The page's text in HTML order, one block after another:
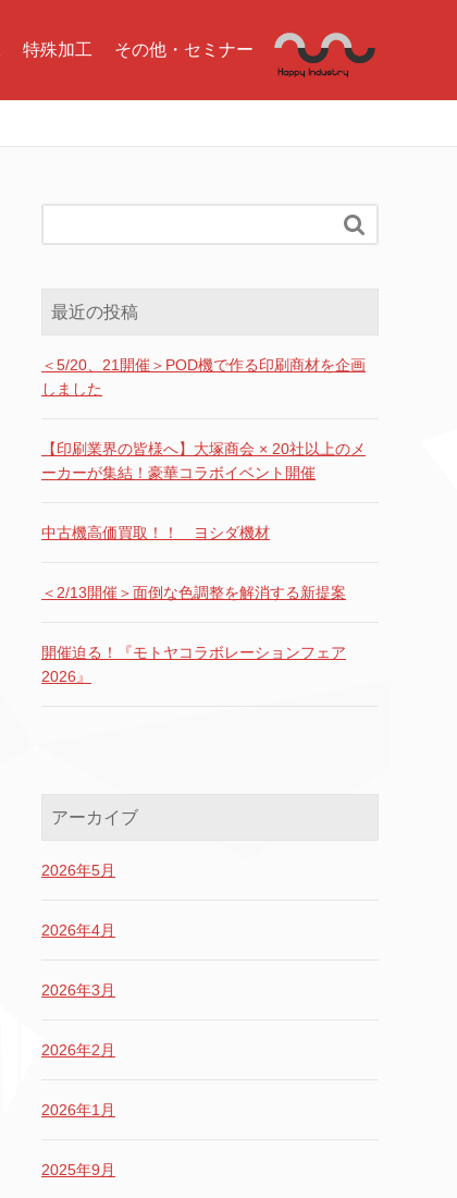
特殊加工 その他・セミナー

最近の投稿
＜5/20、21開催＞POD機で作る印刷商材を企画
しました
【印刷業界の皆様へ】大塚商会 × 20社以上のメ
ーカーが集結！豪華コラボイベント開催
中古機高価買取！！ ヨシダ機材
＜2/13開催＞面倒な色調整を解消する新提案
開催迫る！『モトヤコラボレーションフェア
2026』
アーカイブ
2026年5月
2026年4月
2026年3月
2026年2月
2026年1月
2025年9月